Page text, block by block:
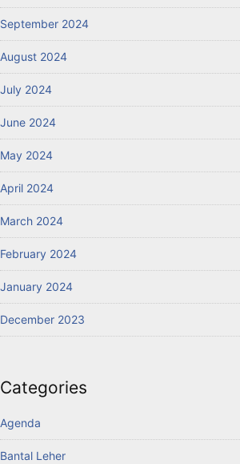
September 2024
August 2024
July 2024
June 2024
May 2024
April 2024
March 2024
February 2024
January 2024
December 2023
Categories
Agenda
Bantal Leher